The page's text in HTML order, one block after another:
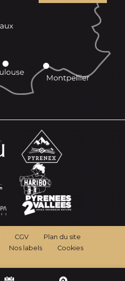
CGV
Plan du site
Nos labels Cookies